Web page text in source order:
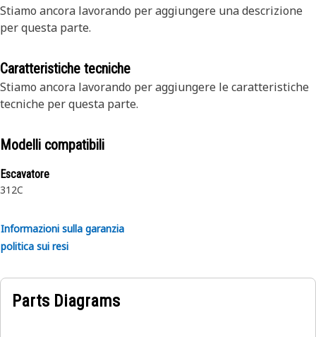
Stiamo ancora lavorando per aggiungere una descrizione
per questa parte.
Caratteristiche tecniche
Stiamo ancora lavorando per aggiungere le caratteristiche
tecniche per questa parte.
Modelli compatibili
Escavatore
312C
Informazioni sulla garanzia
politica sui resi
Parts Diagrams